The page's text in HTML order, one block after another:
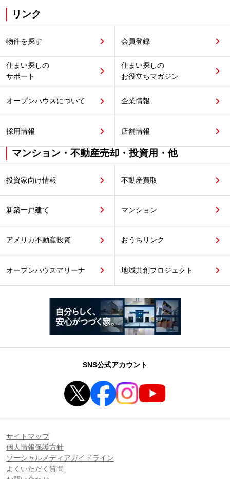
リンク
物件を探す 会員登録
住まい探しの
サポート
住まい探しの
お役立ちマガジン
オープンハウスについて 企業情報
採用情報 店舗情報
マンション・不動産売却・投資用・他
投資家向け情報 不動産買取
新築一戸建て マンション
アメリカ不動産投資 おうちリンク
オープンハウスアリーナ 地域共創プロジェクト
SNS公式アカウント
サイトマップ
個人情報保護方針
ソーシャルメディアガイドライン
よくいただく質問